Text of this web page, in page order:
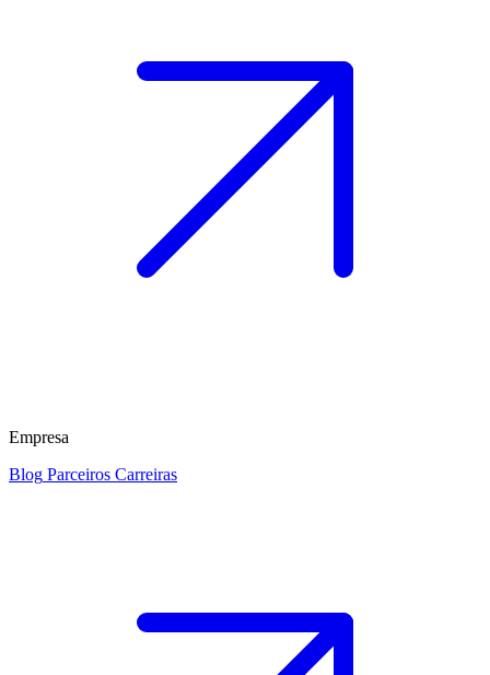
Empresa
Blog Parceiros Carreiras